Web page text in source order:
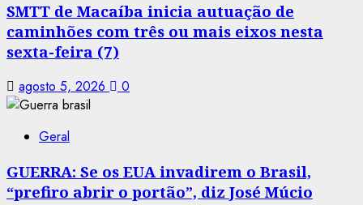
SMTT de Macaíba inicia autuação de
caminhões com três ou mais eixos nesta
sexta-feira (7)
agosto 5, 2026 0
Geral
GUERRA: Se os EUA invadirem o Brasil,
“prefiro abrir o portão”, diz José Múcio